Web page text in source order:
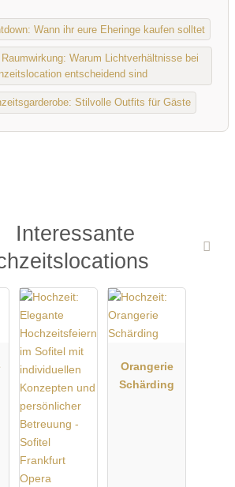
Interessante
Orangerie
Schärding
Wann ihr eure Eheringe kaufen solltet
Warum Lichtverhältnisse bei
entscheidend sind
Stilvolle Outfits für Gäste